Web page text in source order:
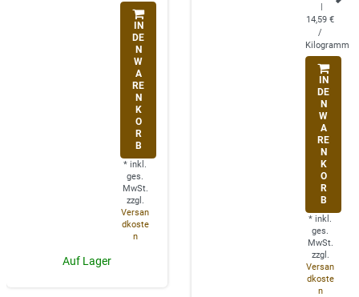
IN
DE
N
W
A
RE
N
K
O
R
B
* inkl.
ges.
MwSt.
zzgl.
Versan
dkoste
n
Auf Lager
|
14,59 €
/
Kilogramm
IN
DE
N
W
A
RE
N
K
O
R
B
* inkl.
ges.
MwSt.
zzgl.
Versan
dkoste
n